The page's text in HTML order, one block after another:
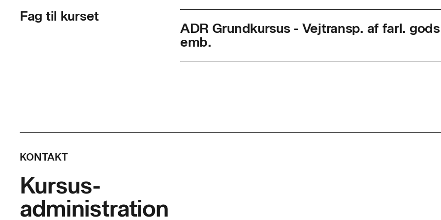
Fag til kurset
ADR Grundkursus - Vejtransp. af farl.
emb.
Timer pr. dag
7,4
KONTAKT
Kursus-
administration